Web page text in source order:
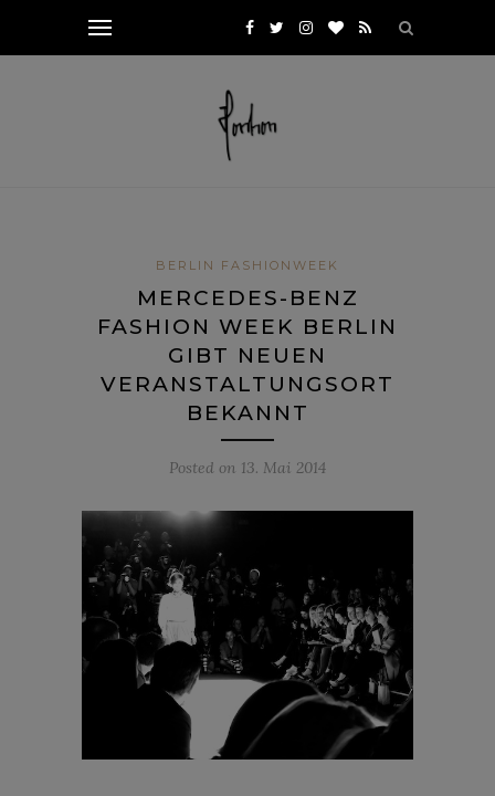
BERLIN FASHIONWEEK
MERCEDES-BENZ
FASHION WEEK BERLIN
GIBT NEUEN
VERANSTALTUNGSORT
BEKANNT
Posted on 13. Mai 2014